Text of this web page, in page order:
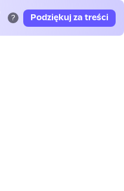
? Podziękuj za treści